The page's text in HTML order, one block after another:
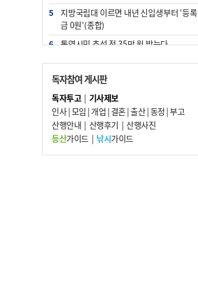
5
지방국립대 이르면 내년 신입생부터 ‘등록
금 0원’(종합)
6
통영시민 추석 전 35만 원 받는다
7
부산 철강공장 50대 노동자 추락사
8
국힘 부산시당, ‘정이한 조력’ 시의원 윤리
위에…‘한동훈 지지’도 신고접수
9
탄소흡수력 높여 폭염 대응…부산 도시숲
지도 다시 그린다
10 라커룸 냉탕 등장…폭염 경기취소 속출에
PS 셈법 복잡
독자참여 게시판
독자투고| 기사제보
인사|모임 | 개업 | 결혼|출산|동정 |부고
산행안내 | 산행후기 | 산행사진
등산가이드| 낚시가이드